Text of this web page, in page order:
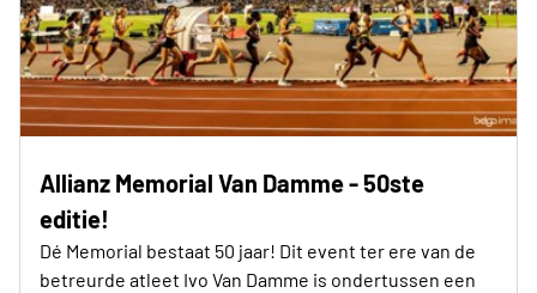
Allianz Memorial Van Damme - 50ste
editie!
Dé Memorial bestaat 50 jaar! Dit event ter ere van de
betreurde atleet Ivo Van Damme is ondertussen een